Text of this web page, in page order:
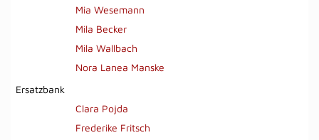
Mia Wesemann
Mila Becker
Mila Wallbach
Nora Lanea Manske
Ersatzbank
Clara Pojda
Frederike Fritsch